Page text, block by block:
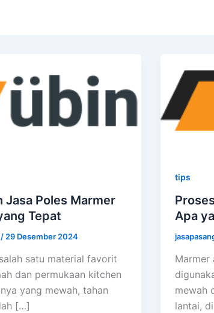
Jasa Poles Marmer
Tepat
/ 29 Desember 2024
satu material favorit
dan permukaan kitchen
yang mewah, tahan
[…]
tips
Apa
Marmer
mewah
lantai,